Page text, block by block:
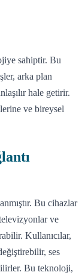
sahiptir. Bu
arka plan
hale getirir.
ve bireysel
Bu cihazlar
ve
Kullanıcılar,
ses
Bu teknoloji,